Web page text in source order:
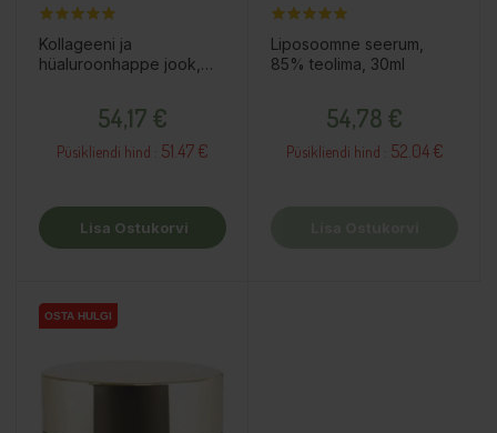
Kollageeni ja
hüaluroonhappe jook,
54,17 €
Püsikliendi hind : 51.47 €
Lisa Ostukorvi
Liposoomne seerum,
85% teolima, 30ml
54,78 €
Püsikliendi hind : 52.04 €
OSTA HULGI
OSTA HULGI